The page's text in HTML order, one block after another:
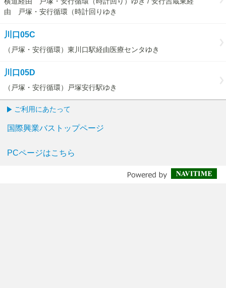
由 戸塚・安行循環（時計回りゆき
川口05C
（戸塚・安行循環）東川口駅経由医療センタゆき
川口05D
（戸塚・安行循環）戸塚安行駅ゆき
ご利用にあたって
国際興業バストップページ
PCページはこちら